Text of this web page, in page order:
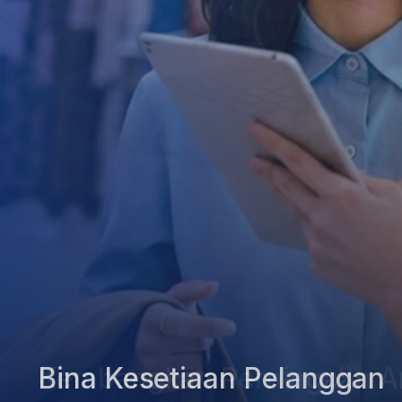
Kembangkan Perniagaan
Bina Kesetiaan Pelanggan